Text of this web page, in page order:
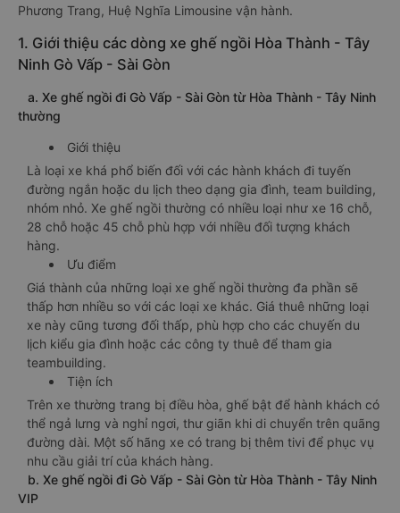
Phương Trang, Huệ Nghĩa Limousine vận hành.
1. Giới thiệu các dòng xe ghế ngồi Hòa Thành - Tây
Ninh Gò Vấp - Sài Gòn
a. Xe ghế ngồi đi Gò Vấp - Sài Gòn từ Hòa Thành - Tây Ninh
thường
Giới thiệu
Là loại xe khá phổ biến đối với các hành khách đi tuyến
đường ngắn hoặc du lịch theo dạng gia đình, team building,
nhóm nhỏ. Xe ghế ngồi thường có nhiều loại như xe 16 chỗ,
28 chỗ hoặc 45 chỗ phù hợp với nhiều đối tượng khách
hàng.
Ưu điểm
Giá thành của những loại xe ghế ngồi thường đa phần sẽ
thấp hơn nhiều so với các loại xe khác. Giá thuê những loại
xe này cũng tương đối thấp, phù hợp cho các chuyến du
lịch kiểu gia đình hoặc các công ty thuê để tham gia
teambuilding.
Tiện ích
Trên xe thường trang bị điều hòa, ghế bật để hành khách có
thể ngả lưng và nghỉ ngơi, thư giãn khi di chuyển trên quãng
đường dài. Một số hãng xe có trang bị thêm tivi để phục vụ
nhu cầu giải trí của khách hàng.
b. Xe ghế ngồi đi Gò Vấp - Sài Gòn từ Hòa Thành - Tây Ninh
VIP